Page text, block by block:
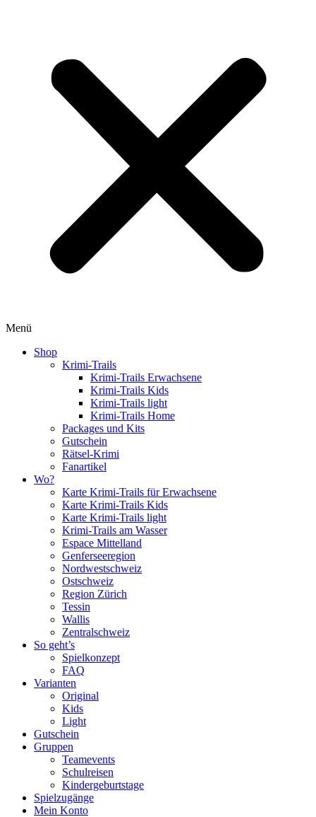
Menü
Shop
Krimi-Trails
Krimi-Trails Erwachsene
Krimi-Trails Kids
Krimi-Trails light
Krimi-Trails Home
Packages und Kits
Gutschein
Rätsel-Krimi
Fanartikel
Wo?
Karte Krimi-Trails für Erwachsene
Karte Krimi-Trails Kids
Karte Krimi-Trails light
Krimi-Trails am Wasser
Espace Mittelland
Genferseeregion
Nordwestschweiz
Ostschweiz
Region Zürich
Tessin
Wallis
Zentralschweiz
So geht’s
Spielkonzept
FAQ
Varianten
Original
Kids
Light
Gutschein
Gruppen
Teamevents
Schulreisen
Kindergeburtstage
Spielzugänge
Mein Konto